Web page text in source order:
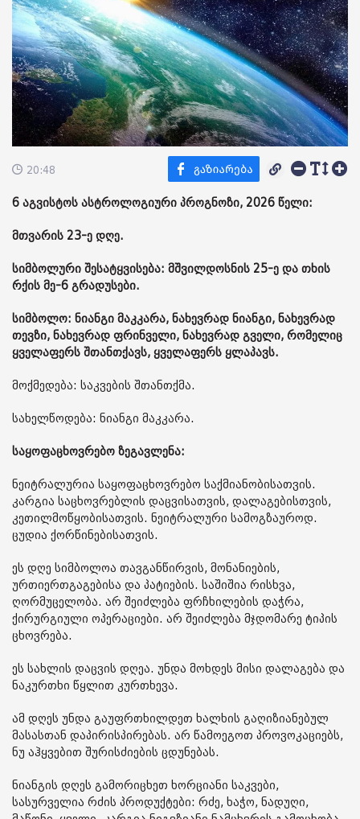
20:48
6 აგვისტოს ასტროლოგიური პროგნოზი, 2026 წელი:
მთვარის 23-ე დღე.
სიმბოლური შესატყვისება: მშვილდოსნის 25-ე და თხის
რქის მე-6 გრადუსები.
სიმბოლო: ნიანგი მაკკარა, ნახევრად ნიანგი, ნახევრად
თევზი, ნახევრად ფრინველი, ნახევრად გველი, რომელიც
ყველაფერს შთანთქავს, ყველაფერს ყლაპავს.
მოქმედება: საკვების შთანთქმა.
სახელწოდება: ნიანგი მაკკარა.
საყოფაცხოვრებო ზეგავლენა:
ნეიტრალურია საყოფაცხოვრებო საქმიანობისათვის.
კარგია საცხოვრებლის დაცვისათვის, დალაგებისთვის,
კეთილმოწყობისათვის. ნეიტრალური სამოგზაუროდ.
ცუდია ქორწინებისათვის.
ეს დღე სიმბოლოა თავგანწირვის, მონანიების,
ურთიერთგაგებისა და პატიების. საშიშია რისხვა,
ღორმუცელობა. არ შეიძლება ფრჩხილების დაჭრა,
ქირურგიული ოპერაციები. არ შეიძლება მჯდომარე ტიპის
ცხოვრება.
ეს სახლის დაცვის დღეა. უნდა მოხდეს მისი დალაგება და
ნაკურთხი წყლით კურთხევა.
ამ დღეს უნდა გაუფრთხილდეთ ხალხის გაღიზიანებულ
მასასთან დაპირისპირებას. არ წამოეგოთ პროვოკაციებს,
ნუ აჰყვებით შურისძიების ცდუნებას.
ნიანგის დღეს გამორიცხეთ ხორციანი საკვები,
სასურველია რძის პროდუქტები: რძე, ხაჭო, ნადუღი,